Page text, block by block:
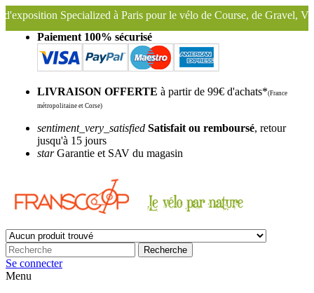
à Paris pour le vélo de Course, de Gravel, VTT, VTC ...
Paiement 100% sécurisé
LIVRAISON OFFERTE à partir de 99€ d'achats*(France
métropolitaine et Corse)
sentiment_very_satisfied Satisfait ou remboursé, retour
jusqu'à 15 jours
starGarantie et SAV du magasin
Recherche
Se connecter
Menu